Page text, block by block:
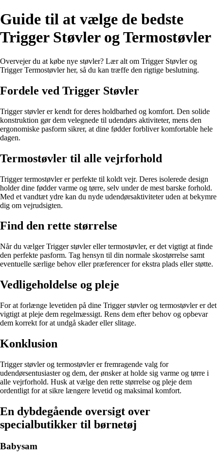
Guide til at vælge de bedste
Trigger Støvler og Termostøvler
Overvejer du at købe nye støvler? Lær alt om Trigger Støvler og
Trigger Termostøvler her, så du kan træffe den rigtige beslutning.
Fordele ved Trigger Støvler
Trigger støvler er kendt for deres holdbarhed og komfort. Den solide
konstruktion gør dem velegnede til udendørs aktiviteter, mens den
ergonomiske pasform sikrer, at dine fødder forbliver komfortable hele
dagen.
Termostøvler til alle vejrforhold
Trigger termostøvler er perfekte til koldt vejr. Deres isolerede design
holder dine fødder varme og tørre, selv under de mest barske forhold.
Med et vandtæt ydre kan du nyde udendørsaktiviteter uden at bekymre
dig om vejrudsigten.
Find den rette størrelse
Når du vælger Trigger støvler eller termostøvler, er det vigtigt at finde
den perfekte pasform. Tag hensyn til din normale skostørrelse samt
eventuelle særlige behov eller præferencer for ekstra plads eller støtte.
Vedligeholdelse og pleje
For at forlænge levetiden på dine Trigger støvler og termostøvler er det
vigtigt at pleje dem regelmæssigt. Rens dem efter behov og opbevar
dem korrekt for at undgå skader eller slitage.
Konklusion
Trigger støvler og termostøvler er fremragende valg for
udendørsentusiaster og dem, der ønsker at holde sig varme og tørre i
alle vejrforhold. Husk at vælge den rette størrelse og pleje dem
ordentligt for at sikre længere levetid og maksimal komfort.
En dybdegående oversigt over
specialbutikker til børnetøj
Babysam